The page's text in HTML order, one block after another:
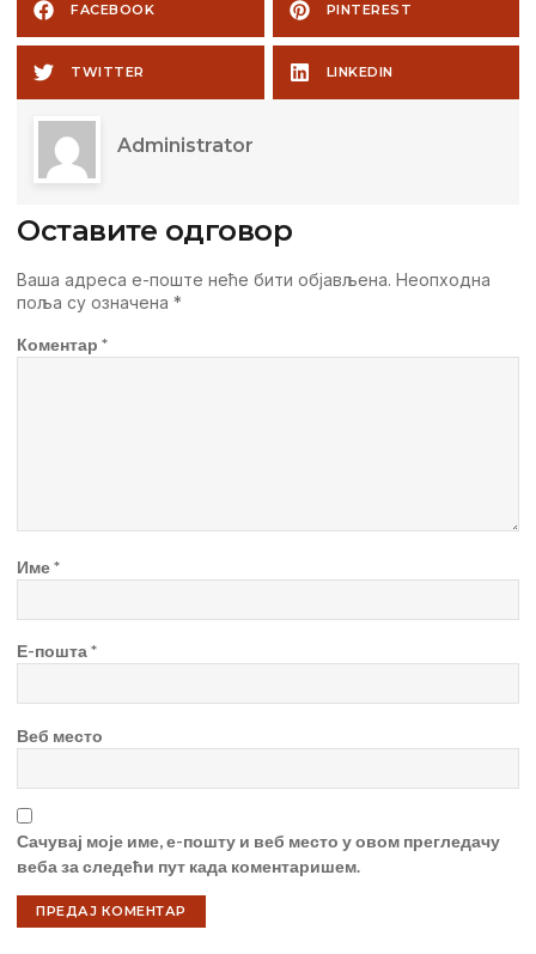
FACEBOOK PINTEREST
TWITTER LINKEDIN
Administrator
Оставите одговор
Ваша адреса е-поште неће бити објављена. Неопходна
поља су означена *
Коментар *
Име*
Е-пошта*
Веб место
Сачувај моје име, е-пошту и веб место у овом прегледачу
веба за следећи пут када коментаришем.